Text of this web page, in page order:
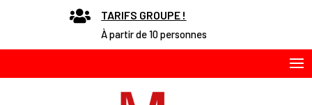
 TARIFS GROUPE !
À partir de 10 personnes